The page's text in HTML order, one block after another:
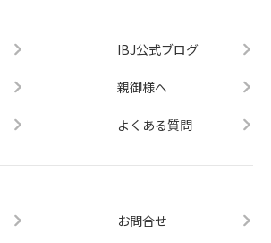
IBJ公式ブログ
親御様へ
よくある質問
お問合せ